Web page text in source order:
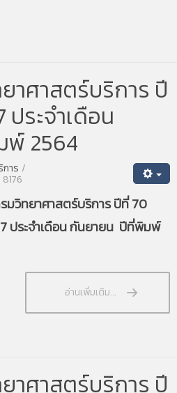
าศาสตร์บริการ ปี
ประจำเดือน
2564
าร
มวิทยาศาสตร์บริการ ปีที่ 70
ประจำเดือน กันยายน ปีที่พิมพ์
อ่านเพิ่มเติม...
าศาสตร์บริการ ปี